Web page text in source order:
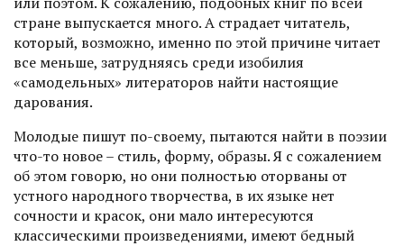
стране выпускается много. А страдает читатель,
который, возможно, именно по этой причине читает
все меньше, затрудняясь среди изобилия
«самодельных» литераторов найти настоящие
дарования.
Молодые пишут по-своему, пытаются найти в поэзии
что-то новое – стиль, форму, образы. Я с сожалением
об этом говорю, но они полностью оторваны от
устного народного творчества, в их языке нет
сочности и красок, они мало интересуются
классическими произведениями, имеют бедный